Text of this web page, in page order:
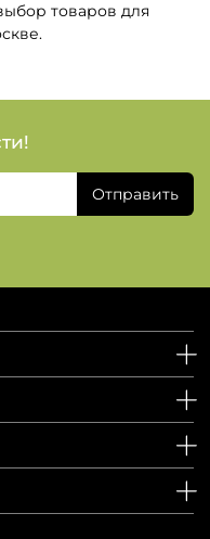
товаров для
Отправить